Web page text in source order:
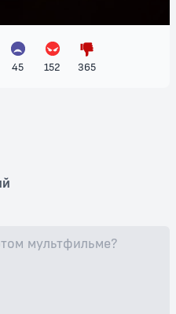
45 152 365